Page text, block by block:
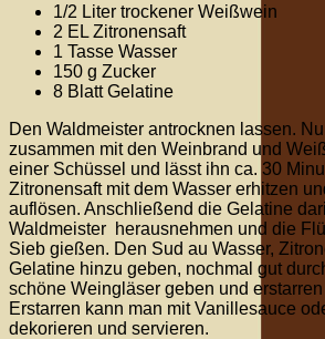
1/2 Liter trockener Weißwein
2 EL Zitronensaft
1 Tasse Wasser
150 g Zucker
8 Blatt Gelatine
Den Waldmeister antrocknen lassen.
zusammen mit den Weinbrand und
einer Schüssel und lässt ihn ca. 30
Zitronensaft mit dem Wasser erhitzen
auflösen. Anschließend die Gelatine
Waldmeister herausnehmen und die
Sieb gießen. Den Sud au Wasser,
Gelatine hinzu geben, nochmal gut
schöne Weingläser geben und
Erstarren kann man mit Vanillesauce
dekorieren und servieren.